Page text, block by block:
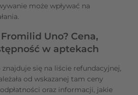
może wpływać na
Uno? Cena,
w aptekach
się na liście refundacyjnej,
od wskazanej tam ceny
oraz informacji, jakie